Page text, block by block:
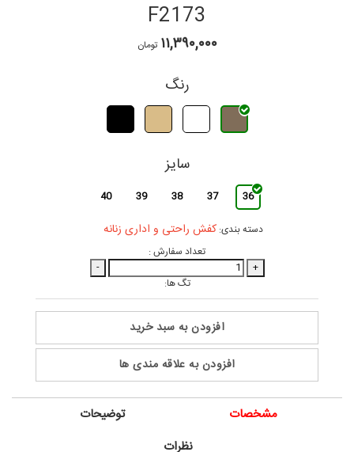
F2173
۱۱,۳۹۰,۰۰۰ تومان
رنگ
سایز
36
37
38
39
40
دسته بندی:کفش راحتی و اداری زنانه
تعداد سفارش :
+
-
تگ ها:
افزودن به سبد خرید
افزودن به علاقه مندی ها
مشخصات
توضیحات
نظرات